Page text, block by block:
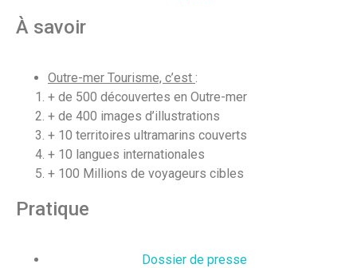
À savoir
Outre-mer Tourisme, c’est :
+ de 500 découvertes en Outre-mer
+ de 400 images d’illustrations
+ 10 territoires ultramarins couverts
+ 10 langues internationales
+ 100 Millions de voyageurs cibles
Pratique
Dossier de presse